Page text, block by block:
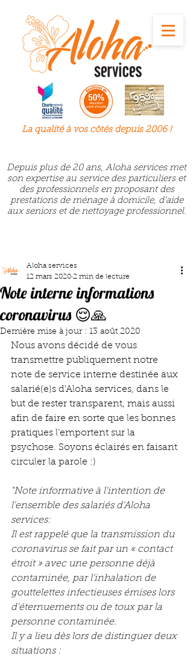
La qualité à voscôtés depuis 2006 !
Depuis plus de 20 ans, Aloha services met
son expertise au service des particuliers et
des professionnels en proposant des
prestations de ménage à domicile, d’aide
aux seniors et de nettoyage professionnel.
Note interne informations
coronavirus 😌🙏
Aloha services
12 mars 2020 2 min de lecture
Dernière mise à jour : 13 août 2020
Nous avons décidé de vous
transmettre publiquement notre
note de service interne destinée aux
salarié(e)s d'Aloha services, dans le
but de rester transparent, mais aussi
afin de faire en sorte que les bonnes
pratiques l'emportent sur la
psychose. Soyons éclairés en faisant
circuler la parole :)
"Note informative à l'intention de
l'ensemble des salariés d'Aloha
services:
Il est rappelé que la transmission du
coronavirus se fait par un « contact
étroit » avec une personne déjà
contaminée, par l'inhalation de
gouttelettes infectieuses émises lors
d'éternuements ou de toux par la
personne contaminée.
Il y a lieu dès lors de distinguer deux
situations :